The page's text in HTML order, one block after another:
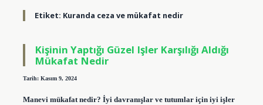
Etiket: Kuranda ceza ve mükafat nedir
Kişinin Yaptığı Güzel Işler Karşılığı Aldığı
Mükafat Nedir
Tarih: Kasım 9, 2024
Manevi mükafat nedir? İyi davranışlar ve tutumlar için iyi işler